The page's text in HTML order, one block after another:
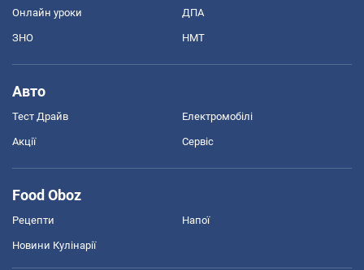
Онлайн уроки ДПА
ЗНО НМТ
Авто
Тест Драйв Електромобілі
Акції Сервіс
Food Oboz
Рецепти Напої
Новини Кулінарії